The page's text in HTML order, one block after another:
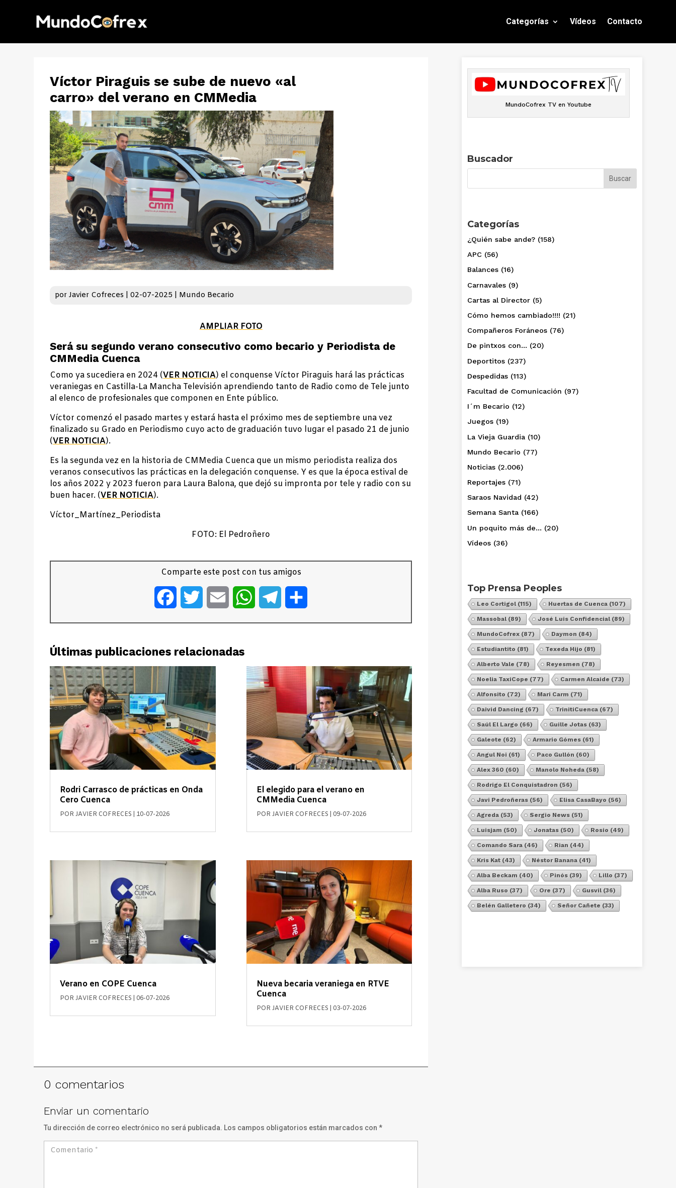
Categorías Vídeos Contacto
Víctor Piraguis se sube de nuevo «al
carro» del verano en CMMedia
porJavier Cofreces |02-07-2025 Mundo Becario
AMPLIAR FOTO
Será su segundo verano consecutivo como becario y Periodista de
CMMedia Cuenca
Como ya sucediera en 2024 (VER NOTICIA) el conquense Víctor Piraguis hará las prácticas
veraniegas en Castilla-La Mancha Televisión aprendiendo tanto de Radio como de Tele junto
al elenco de profesionales que componen en Ente público.
Víctor comenzó el pasado martes y estará hasta el próximo mes de septiembre una vez
finalizado su Grado en Periodismo cuyo acto de graduación tuvo lugar el pasado 21 de junio
(VER NOTICIA).
Es la segunda vez en la historia de CMMedia Cuenca que un mismo periodista realiza dos
veranos consecutivos las prácticas en la delegación conquense. Y es que la época estival de
los años 2022 y 2023 fueron para Laura Balona, que dejó su impronta por tele y radio con su
buen hacer. (VER NOTICIA).
Víctor_Martínez_Periodista
FOTO: El Pedroñero
Comparte este post con tus amigos
FacebookTwitter Email WhatsAppTelegram
Últimas publicaciones relacionadas
Rodri Carrasco de prácticas en Onda
Cero Cuenca
PORJAVIER COFRECES 10-07-2026
Verano en COPE Cuenca
PORJAVIER COFRECES 06-07-2026
El elegido para el verano en
CMMedia Cuenca
POR JAVIER COFRECES 09-07-2026
Nueva becaria veraniega en RTVE
Cuenca
POR JAVIER COFRECES 03-07-2026
0 comentarios
Enviar un comentario
Tu dirección de correo electrónico no será publicada. Los campos obligatorios están marcados con*
MundoCofrex TV en Youtube
Buscador
Categorías
¿Quién sabe ande? (158)
APC (56)
Balances (16)
Carnavales (9)
Cartas al Director (5)
Cómo hemos cambiado!!!! (21)
Compañeros Foráneos (76)
De pintxos con… (20)
Deportitos (237)
Despedidas (113)
Facultad de Comunicación (97)
I´m Becario (12)
Juegos (19)
La Vieja Guardia (10)
Mundo Becario (77)
Noticias (2.006)
Reportajes (71)
Saraos Navidad (42)
Semana Santa (166)
Un poquito más de… (20)
Vídeos (36)
Top Prensa Peoples
Leo Cortigol (115) Huertas de Cuenca (107)
Massobal (89) José Luis Confidencial (89)
MundoCofrex (87) Daymon (84)
Estudiantito (81) Texeda Hijo (81)
Alberto Vale (78) Reyesmen (78)
Noelia TaxiCope (77) Carmen Alcaide (73)
Alfonsito (72) Mari Carm (71)
Daivid Dancing (67) TrinitiCuenca (67)
Saúl El Largo (66) Guille Jotas (63)
Galeote (62) Armario Gómes (61)
Angul Noi (61) Paco Gullón (60)
Alex 360 (60) Manolo Noheda (58)
Rodrigo El Conquistadron (56)
Javi Pedroñeras (56) Elisa CasaBayo (56)
Agreda (53) Sergio News (51)
Luisjam (50) Jonatas (50) Rosio (49)
Comando Sara (46) Rian (44)
Kris Kat (43) Néstor Banana (41)
Alba Beckam (40) Pinós (39) Lillo (37)
Alba Ruso (37) Ore (37) Gusvil (36)
Belén Galletero (34) Señor Cañete (33)